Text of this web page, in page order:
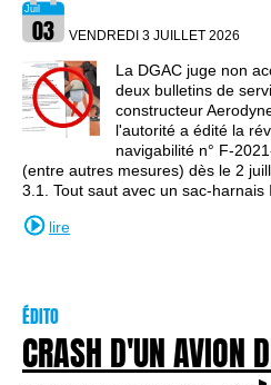
VENDREDI 3 JUILLET 2026
La DGAC juge non
deux bulletins de
constructeur
l'autorité a édité la
navigabilité n° F-
(entre autres mesures) dès le 2
3.1. Tout saut avec un sac-
lire
ÉDITO
CRASH D'UN AVION